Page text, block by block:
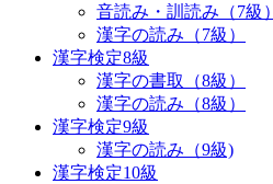
音読み・訓読み（7級）
漢字の読み（7級）
漢字検定8級
漢字の書取（8級）
漢字の読み（8級）
漢字検定9級
漢字の読み（9級)
漢字検定10級